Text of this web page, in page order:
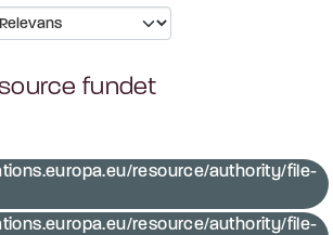
fundet
resource/authority/file-
resource/authority/file-